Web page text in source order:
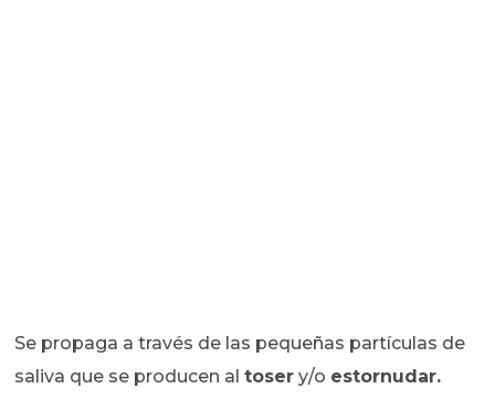
Se propaga a través de las pequeñas partículas de
saliva que se producen altoser y/o estornudar.